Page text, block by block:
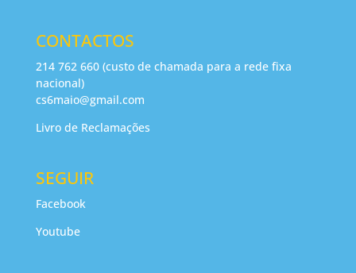
CONTACTOS
214 762 660 (custo de chamada para a rede fixa
nacional)
cs6maio@gmail.com
Livro de Reclamações
SEGUIR
Facebook
Youtube